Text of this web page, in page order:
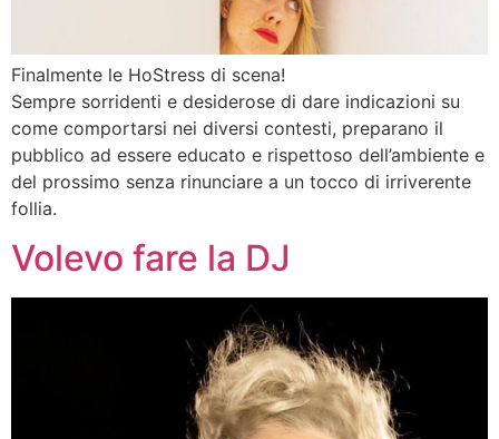
Finalmente le HoStress di scena!
Sempre sorridenti e desiderose di dare indicazioni su
come comportarsi nei diversi contesti, preparano il
pubblico ad essere educato e rispettoso dell’ambiente e
del prossimo senza rinunciare a un tocco di irriverente
follia.
Volevo fare la DJ